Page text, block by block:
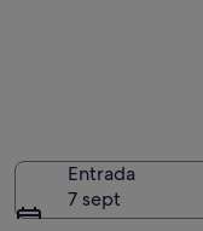
Entrada
7 sept